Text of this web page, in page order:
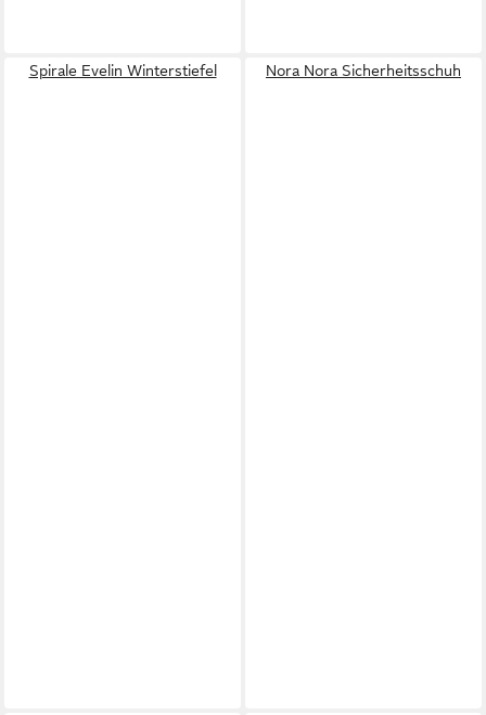
Spirale Evelin Winterstiefel Nora Nora Sicherheitsschuh